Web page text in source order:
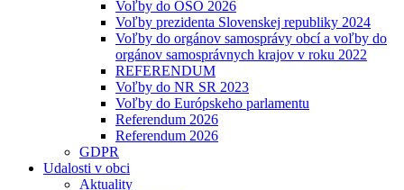
Voľby do OSO 2026
Voľby prezidenta Slovenskej republiky 2024
Voľby do orgánov samosprávy obcí a voľby do
orgánov samosprávnych krajov v roku 2022
REFERENDUM
Voľby do NR SR 2023
Voľby do Európskeho parlamentu
Referendum 2026
Referendum 2026
GDPR
Udalosti v obci
Aktuality